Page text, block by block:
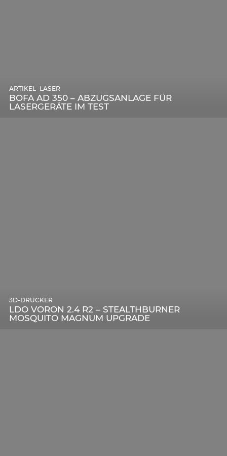
BOFA AD 350 – ABZUGSANLAGE FÜR
LASERGERÄTE IM TEST
ARTIKEL , LASER
DIE BEDEUTENDSTEN SCHRITTE ZUR
ERFOLGREICHEN MARKENBILDUNG IN DER
DIGITALEN ÄRA
LDO VORON 2.4 R2 – STEALTHBURNER
MOSQUITO MAGNUM UPGRADE
3D-DRUCKER